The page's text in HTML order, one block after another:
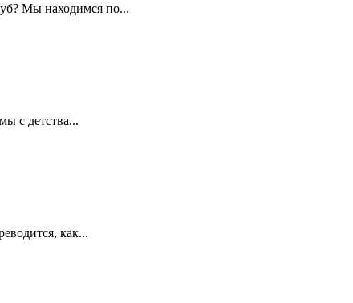
Мы находимся по...
с детства...
как...